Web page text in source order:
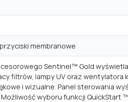
membranowe
Sentinel™ Gold
filtrów, lampy UV oraz
i wizualne. Panel sterowania
wyboru funkcji